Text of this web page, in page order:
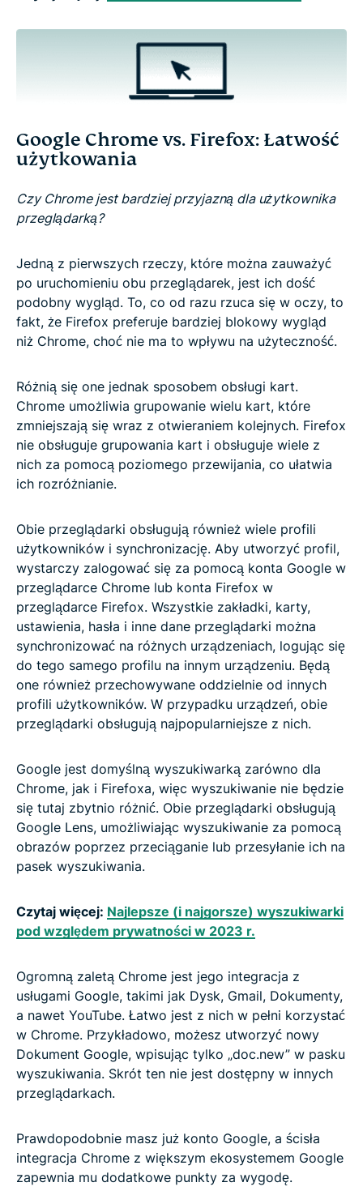
Google Chrome vs. Firefox: Łatwość
użytkowania
Czy Chrome jest bardziej przyjazną dla użytkownika
przeglądarką?
Jedną z pierwszych rzeczy, które można zauważyć
po uruchomieniu obu przeglądarek, jest ich dość
podobny wygląd. To, co od razu rzuca się w oczy, to
fakt, że Firefox preferuje bardziej blokowy wygląd
niż Chrome, choć nie ma to wpływu na użyteczność.
Różnią się one jednak sposobem obsługi kart.
Chrome umożliwia grupowanie wielu kart, które
zmniejszają się wraz z otwieraniem kolejnych. Firefox
nie obsługuje grupowania kart i obsługuje wiele z
nich za pomocą poziomego przewijania, co ułatwia
ich rozróżnianie.
Obie przeglądarki obsługują również wiele profili
użytkowników i synchronizację. Aby utworzyć profil,
wystarczy zalogować się za pomocą konta Google w
przeglądarce Chrome lub konta Firefox w
przeglądarce Firefox. Wszystkie zakładki, karty,
ustawienia, hasła i inne dane przeglądarki można
synchronizować na różnych urządzeniach, logując się
do tego samego profilu na innym urządzeniu. Będą
one również przechowywane oddzielnie od innych
profili użytkowników. W przypadku urządzeń, obie
przeglądarki obsługują najpopularniejsze z nich.
Google jest domyślną wyszukiwarką zarówno dla
Chrome, jak i Firefoxa, więc wyszukiwanie nie będzie
się tutaj zbytnio różnić. Obie przeglądarki obsługują
Google Lens, umożliwiając wyszukiwanie za pomocą
obrazów poprzez przeciąganie lub przesyłanie ich na
pasek wyszukiwania.
Czytaj więcej: Najlepsze (i najgorsze) wyszukiwarki
pod względem prywatności w 2023 r.
Ogromną zaletą Chrome jest jego integracja z
usługami Google, takimi jak Dysk, Gmail, Dokumenty,
a nawet YouTube. Łatwo jest z nich w pełni korzystać
w Chrome. Przykładowo, możesz utworzyć nowy
Dokument Google, wpisując tylko „doc.new” w pasku
wyszukiwania. Skrót ten nie jest dostępny w innych
przeglądarkach.
Prawdopodobnie masz już konto Google, a ścisła
integracja Chrome z większym ekosystemem Google
zapewnia mu dodatkowe punkty za wygodę.